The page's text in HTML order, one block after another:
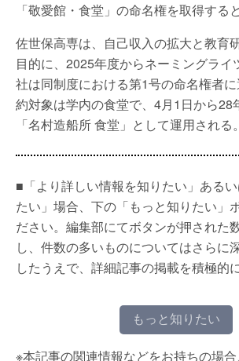
「敬愛館・食堂」の命名権を取得する
佐世保高専は、自己収入の拡大と教育
目的に、2025年度からネーミングライ
社は同制度における第1号の命名権者
約対象は学内の食堂で、4月1日から28
「名村造船所 食堂」として運用される。
■「より詳しい情報を知りたい」ある
たい」場合、下の「もっと知りたい」
ださい。編集部にてボタンが押された
し、件数の多いものについてはさらに
したうえで、詳細記事の掲載を積極的
もっと知りたい
※本記事の関連情報などをお持ちの場